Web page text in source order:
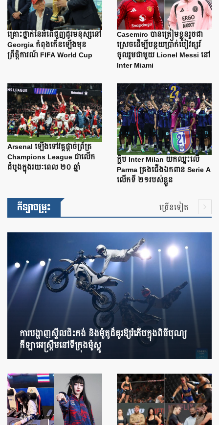
គ្រោះថ្នាក់នៃអំពើជួញដូរមនុស្សនៅ
Georgia កំពុងកើនឡើងមុន
ព្រឹត្តិការណ៍ FIFA World Cup
Casemiro បានត្រៀមខ្លួនរួចជា
ស្រេចដើម្បីបន្ថយប្រាក់បៀវត្សរ៍
ចូលរួមជាមួយ Lionel Messi នៅ
Inter Miami
Arsenal ឡើងទៅវគ្គផ្តាច់ព្រ័ត្រ
Champions League ជាលើក
ដំបូងក្នុងរយៈពេល ២០ ឆ្នាំ
ក្លិប Inter Milan យកឈ្នះលើ
Parma គ្រងជើងឯកពាន Serie A
លើកទី ២១របស់ខ្លួន
កីឡាចម្រុះ ច្រើនទៀត
ការបង្ហាញស្ទីលជិះកង់ និងម៉ូតូដ៏គួរឱ្យរំភើបក្នុងពិធីបុណ្យ
កីឡាអេស្ត្រីមនៅទីក្រុងម៉ូស្គូ